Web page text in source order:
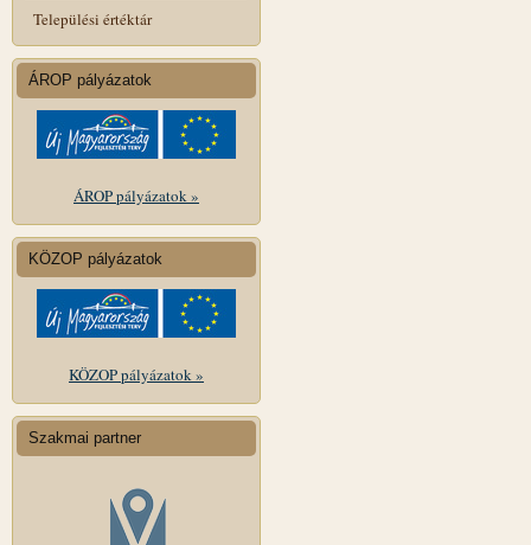
Települési értéktár
ÁROP pályázatok
ÁROP pályázatok »
KÖZOP pályázatok
KÖZOP pályázatok »
Szakmai partner